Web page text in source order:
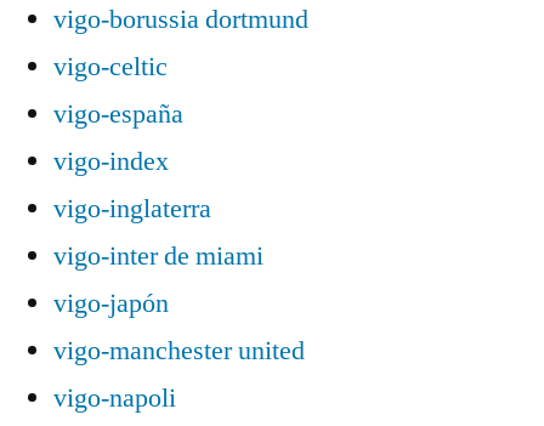
vigo-borussia dortmund
vigo-celtic
vigo-españa
vigo-index
vigo-inglaterra
vigo-inter de miami
vigo-japón
vigo-manchester united
vigo-napoli